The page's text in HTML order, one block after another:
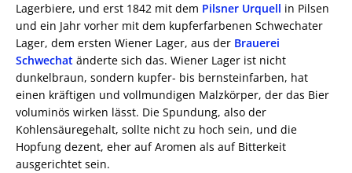
Lagerbiere, und erst 1842 mit dem Pilsner Urquell in Pilsen
und ein Jahr vorher mit dem kupferfarbenen Schwechater
Lager, dem ersten Wiener Lager, aus der Brauerei
Schwechat änderte sich das. Wiener Lager ist nicht
dunkelbraun, sondern kupfer- bis bernsteinfarben, hat
einen kräftigen und vollmundigen Malzkörper, der das Bier
voluminös wirken lässt. Die Spundung, also der
Kohlensäuregehalt, sollte nicht zu hoch sein, und die
Hopfung dezent, eher auf Aromen als auf Bitterkeit
ausgerichtet sein.